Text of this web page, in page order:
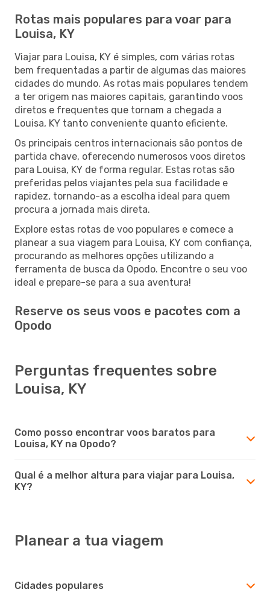
Rotas mais populares para voar para
Louisa, KY
Viajar para Louisa, KY é simples, com várias rotas
bem frequentadas a partir de algumas das maiores
cidades do mundo. As rotas mais populares tendem
a ter origem nas maiores capitais, garantindo voos
diretos e frequentes que tornam a chegada a
Louisa, KY tanto conveniente quanto eficiente.
Os principais centros internacionais são pontos de
partida chave, oferecendo numerosos voos diretos
para Louisa, KY de forma regular. Estas rotas são
preferidas pelos viajantes pela sua facilidade e
rapidez, tornando-as a escolha ideal para quem
procura a jornada mais direta.
Explore estas rotas de voo populares e comece a
planear a sua viagem para Louisa, KY com confiança,
procurando as melhores opções utilizando a
ferramenta de busca da Opodo. Encontre o seu voo
ideal e prepare-se para a sua aventura!
Reserve os seus voos e pacotes com a
Opodo
Perguntas frequentes sobre
Louisa, KY
Como posso encontrar voos baratos para
Louisa, KY na Opodo?
Qual é a melhor altura para viajar para Louisa,
KY?
Planear a tua viagem
Cidades populares